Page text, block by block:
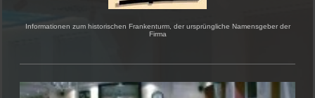
Informationen zum historischen Frankenturm, der ursprüngliche Namensgeber der
Firma